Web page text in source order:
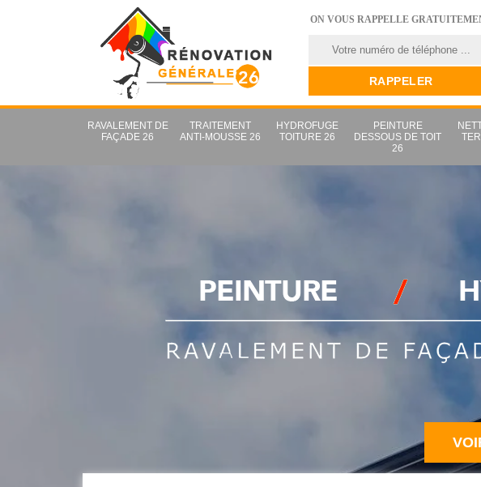
ON VOUS RAPPELLE
RAVALEMENT DE
FAÇADE 26
TRAITEMENT
ANTI-MOUSSE 26
HYDROFUGE
TOITURE 26
PEINTURE
DESSOUS DE TOIT
26